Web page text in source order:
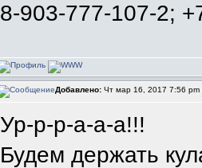
8-903-777-107-2;
Добавлено: Чт мар 16, 2017 7:56 pm
Ур-р-р-а-а-а!!!
Будем держать